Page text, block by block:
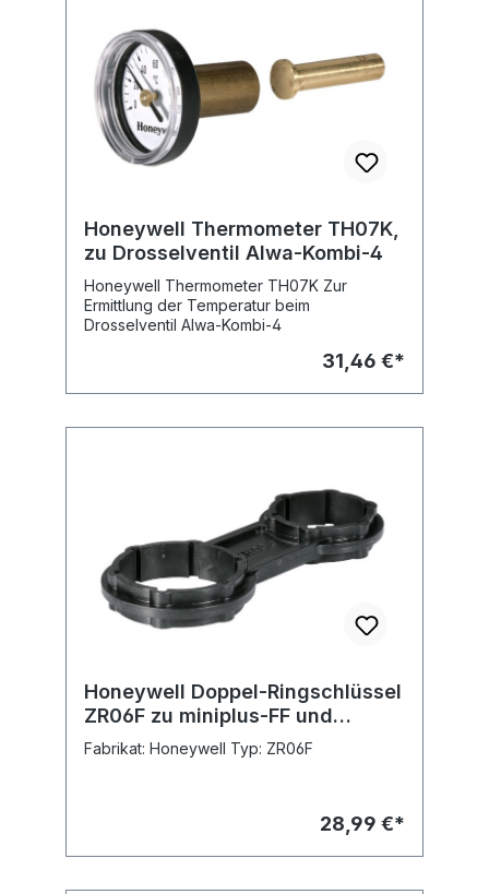
Honeywell Thermometer TH07K,
zu Drosselventil Alwa-Kombi-4
Honeywell Thermometer TH07K Zur
Ermittlung der Temperatur beim
Drosselventil Alwa-Kombi-4
31,46 €*
Honeywell Doppel-Ringschlüssel
ZR06F zu miniplus-FF und
miniplus-FK
Fabrikat: Honeywell Typ: ZR06F
28,99 €*